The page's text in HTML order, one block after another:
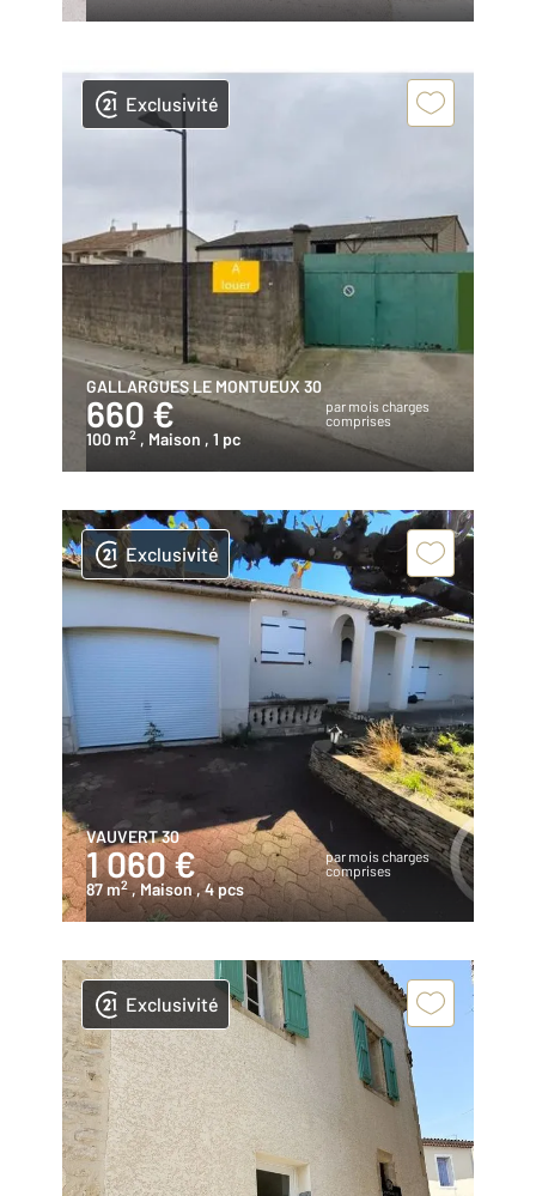
Exclusivité
GALLARGUES LE MONTUEUX 30
660 €
par mois charges
comprises
100 m2 , Maison , 1 pc
Exclusivité
VAUVERT 30
1 060 €
par mois charges
comprises
87 m2 , Maison , 4 pcs
Exclusivité